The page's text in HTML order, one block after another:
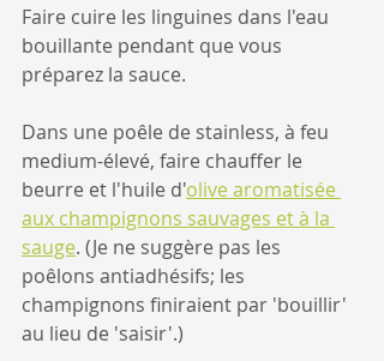
Faire cuire les linguines dans l'eau
bouillante pendant que vous
préparez la sauce.
Dans une poêle de stainless, à feu
medium-élevé, faire chauffer le
beurre et l'huile d'olive aromatisée
aux champignons sauvages et à la
sauge. (Je ne suggère pas les
poêlons antiadhésifs; les
champignons finiraient par 'bouillir'
au lieu de 'saisir'.)